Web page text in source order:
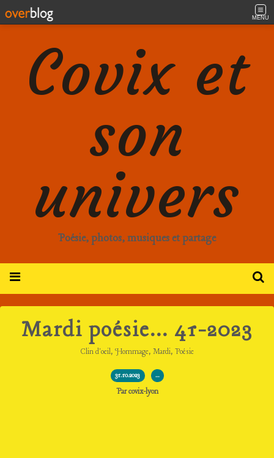
MENU
Covix et
son
univers
Poésie, photos, musiques et partage
Mardi poésie... 41-2023
Clin d'oeil, Hommage, Mardi, Poésie
31.10.2023 …
Par covix-lyon